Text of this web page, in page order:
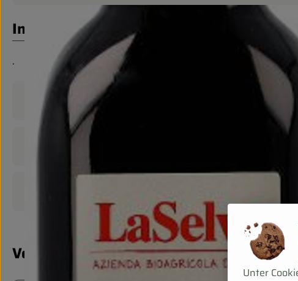
Info
.
Produktinformationen
Verwendet oder empfohlen bei
Unter